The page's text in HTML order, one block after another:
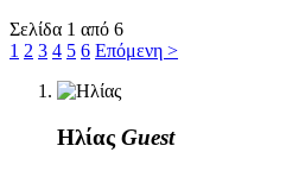
Σελίδα 1 από 6
1 2 3 4 5 6 Επόμενη >
Ηλίας Guest